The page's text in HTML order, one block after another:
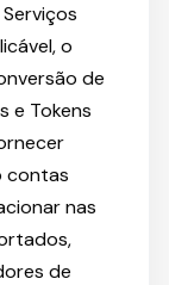
o
de
e Tokens
contas
nas
de